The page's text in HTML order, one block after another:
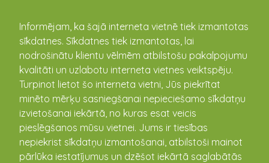
Informējam, ka šajā interneta vietnē tiek izmantotas
sīkdatnes. Sīkdatnes tiek izmantotas, lai
nodrošinātu klientu vēlmēm atbilstošu pakalpojumu
kvalitāti un uzlabotu interneta vietnes veiktspēju.
Turpinot lietot šo interneta vietni, Jūs piekrītat
minēto mērķu sasniegšanai nepieciešamo sīkdatņu
izvietošanai iekārtā, no kuras esat veicis
pieslēgšanos mūsu vietnei. Jums ir tiesības
nepiekrist sīkdatņu izmantošanai, atbilstoši mainot
pārlūka iestatījumus un dzēšot iekārtā saglabātās
kandava.lv
PASĀKUMU
KALENDĀRS